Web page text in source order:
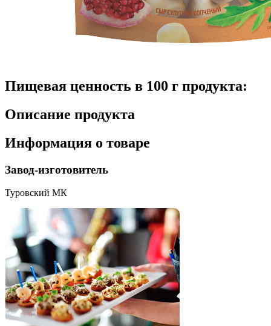
Пищевая ценность в 100 г продукта:
Описание продукта
Информация о товаре
Завод-изготовитель
Туровский МК